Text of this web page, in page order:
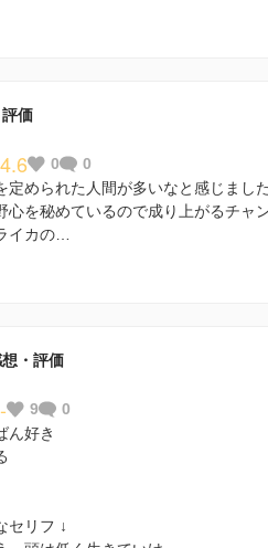
価
4.6 0
0
定められた人間が多いなと感じまし
を秘めているので成り上がるチャ
イカの…
・評価
- 9
0
ん好き
セリフ ↓